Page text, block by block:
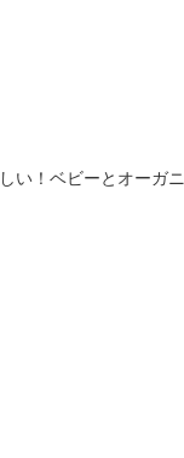
い！ベビーとオーガニ